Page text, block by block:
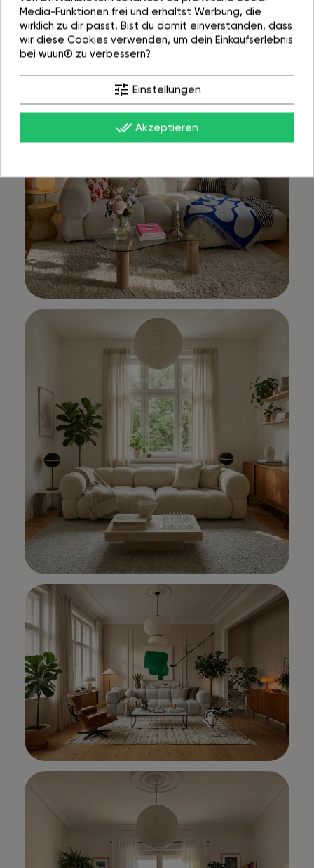
Media-Funktionen frei und erhältst Werbung, die
wirklich zu dir passt. Bist du damit einverstanden, dass
wir diese Cookies verwenden, um dein Einkaufserlebnis
bei wuun® zu verbessern?
tune Einstellungen
done_all Akzeptieren